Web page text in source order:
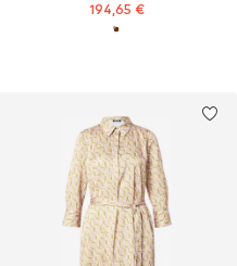
194,65 €